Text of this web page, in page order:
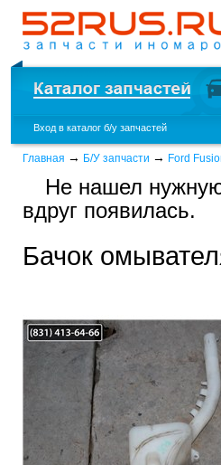
Вход в каталог б/у запчастей
Главная → Б/У запчасти → Ford
Не нашел
вдруг появилась.
Бачок